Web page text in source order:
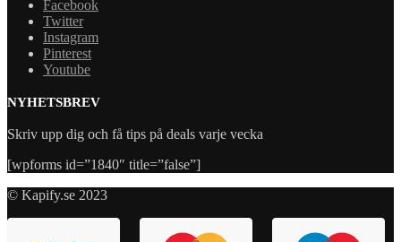
Facebook
Twitter
Instagram
Pinterest
Youtube
NYHETSBREV
Skriv upp dig och få tips på deals varje vecka
[wpforms id=”1840″ title=”false”]
© Kapify.se 2023